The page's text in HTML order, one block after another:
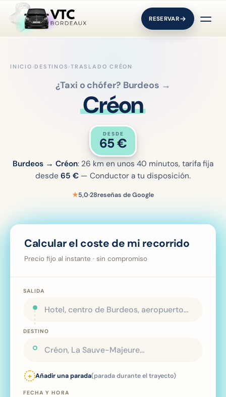
RESERVAR
INICIO ›DESTINOS ›TRASLADO CRÉON
¿Taxi o chófer? Burdeos →
Créon
DESDE
65€
Burdeos → Créon: 26 km en unos 40 minutos, tarifa fija
desde 65 € — Conductor a tu disposición.
★5,0·28reseñas de Google
Calcular el coste de mi recorrido
Precio fijo al instante · sin compromiso
SALIDA
DESTINO
+ Añadir una parada(parada durante el trayecto)
FECHA Y HORA